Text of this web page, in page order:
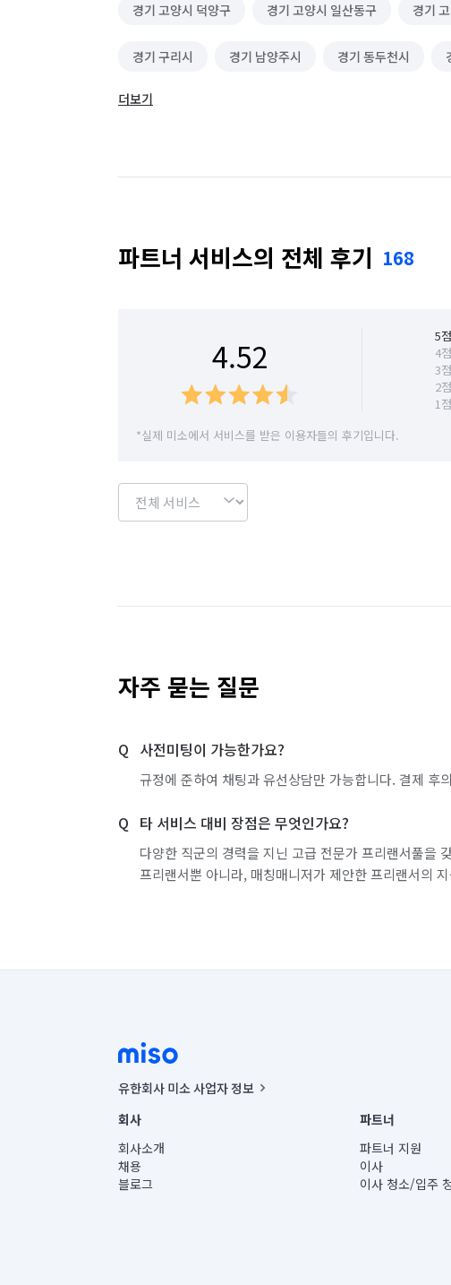
경기 고양시 덕양구 경기 고양시 일산동구 경기
경기 구리시 경기 남양주시 경기 동두천시
경기 양평군
서울 노원구 서울 도봉구 서울 동대문구
서
서울 중랑구
더보기
파트너 서비스의 전체 후기 168
4.52 5점
4점
3점
2점
1점
*실제 미소에서 서비스를 받은 이용자들의 후기입니다.
자주 묻는 질문
사전미팅이 가능한가요?
규정에 준하여 채팅과 유선상담만 가능합니다. 결제 후
타 서비스 대비 장점은 무엇인가요?
다양한 직군의 경력을 지닌 고급 전문가 프리랜서풀을
프리랜서뿐 아니라, 매칭매니저가 제안한 프리랜서의
유한회사 미소 사업자 정보
사업자등록번호 : 291-87-00271 | 인허가번호 : 2016-3220163-14-
통신판매신고번호 : 2024-서울종로-1400(공정거래위원회 정보) |
대표이사 : CHING VICTOR COLUMBIA RHEE
주소 | 본사: 서울특별시 종로구 율곡로 6(중학동, 트윈트리빌딩) B동 5
컨택센터 : 서울특별시 종로구 수송동 율곡로 24, 7층, 8층 미소
회사
회사소개
채용
블로그
파트너
파트너 지원
이사
이사 청소/입주